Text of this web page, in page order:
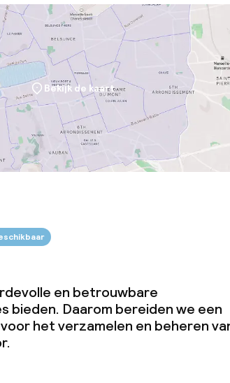
Bekijk de kaart
en betrouwbare
bieden. Daarom bereiden we een
het verzamelen en beheren